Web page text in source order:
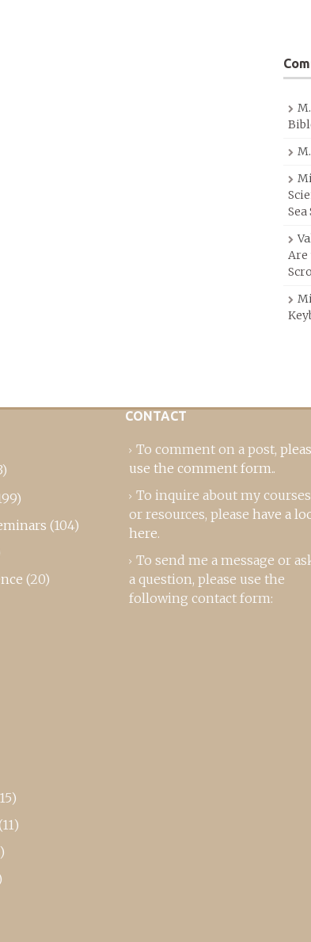
Sea
Are
(104)
(20)
CONTACT
To comment on a post,
use the comment form..
To inquire about my courses
or resources, please have a
here.
To send me a message or
a question, please use the
following contact form: